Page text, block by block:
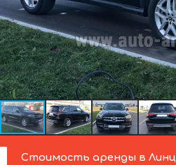
Стоимость аренды в